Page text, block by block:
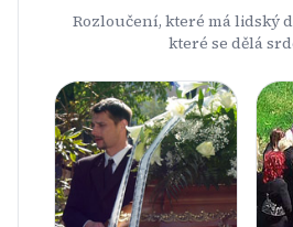
Rozloučení, které má lidský
které se dělá